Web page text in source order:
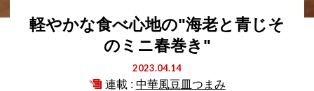
軽やかな食べ心地の"海老と青じそ
のミニ春巻き"
2023.04.14
連載 : 中華風豆皿つまみ